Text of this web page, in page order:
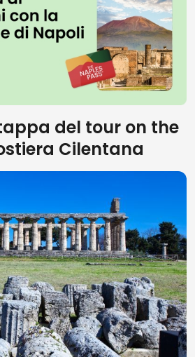
del tour on the
Cilentana